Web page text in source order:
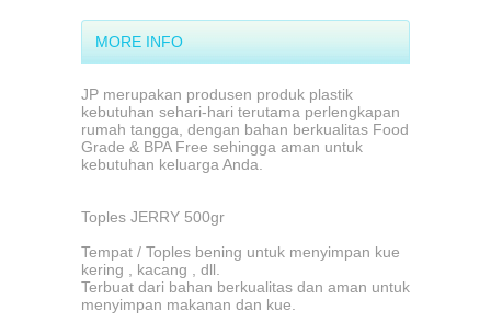
MORE INFO
JP merupakan produsen produk plastik
kebutuhan sehari-hari terutama perlengkapan
rumah tangga, dengan bahan berkualitas Food
Grade & BPA Free sehingga aman untuk
kebutuhan keluarga Anda.
Toples JERRY 500gr
Tempat / Toples bening untuk menyimpan kue
kering , kacang , dll.
Terbuat dari bahan berkualitas dan aman untuk
menyimpan makanan dan kue.